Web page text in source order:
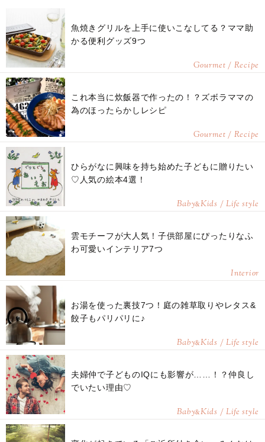
魚焼きグリルを上手に使いこなしてる？ママ助
かる便利グッズ9つ
Gourmet / Recipe
これ本当に炊飯器で作ったの！？ズボラママの
為のほったらかしレシピ
Gourmet / Recipe
ひらがなに興味を持ち始めた子どもに贈りたい
♡人気の絵本4選！
Baby&Kids / Life style
雲モチーフが大人気！子供部屋にぴったりなふ
わ可愛いインテリア7つ
Interior
お湯を使った裏技7つ！庭の雑草取りやレタス&
餃子もパリパリに♪
Baby&Kids / Life style
夫婦仲で子どものIQにも影響が……！？仲良し
でいたい理由♡
Baby&Kids / Life style